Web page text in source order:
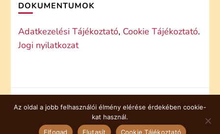
DOKUMENTUMOK
Adatkezelési Tájékoztató, Cookie Tájékoztató.
Jogi nyilatkozat
© Copyright 2026jegyzetem. Minden jog fenntartva.
COOKIE TÁJÉKOZTATÓ
Az oldal a jobb felhasználói élmény elérése érdekében cookie-
kat használ.
Elfogad
Elutasít Cookie Tájékoztató